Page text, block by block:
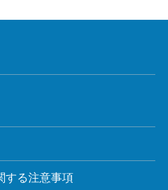
する注意事項